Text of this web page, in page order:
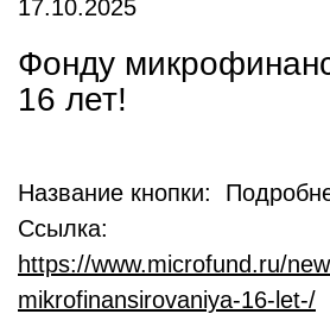
17.10.2025
Фонду
16 лет!
Название кнопки:
Ссылка:
https://www.microfund.ru/
mikrofinansirovaniya-16-let-/